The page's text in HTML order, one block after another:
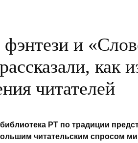
фэнтези и
как
читателей
РТ по традиции
читательским спросом